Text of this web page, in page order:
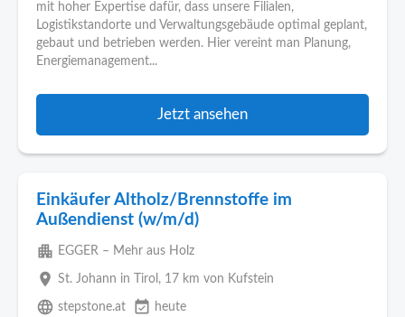
mit hoher Expertise dafür, dass unsere Filialen,
Logistikstandorte und Verwaltungsgebäude optimal geplant,
gebaut und betrieben werden. Hier vereint man Planung,
Energiemanagement...
Jetzt ansehen
Einkäufer Altholz/Brennstoffe im
Außendienst (w/m/d)
apartment EGGER – Mehr aus Holz
place St. Johann in Tirol , 17 km von Kufstein
language stepstone.at event_available heute